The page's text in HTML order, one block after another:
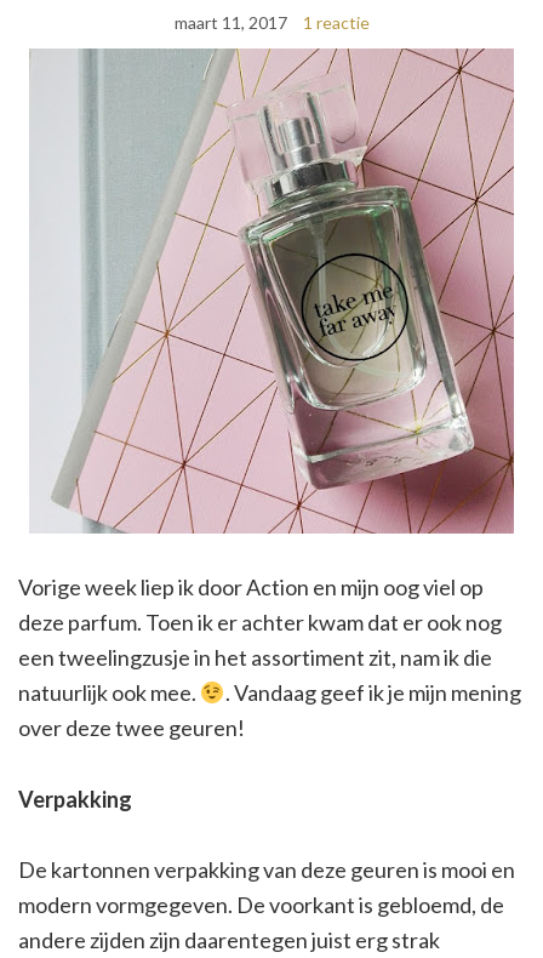
maart 11, 2017 1 reactie
Vorige week liep ik door Action en mijn oog viel op
deze parfum. Toen ik er achter kwam dat er ook nog
een tweelingzusje in het assortiment zit, nam ik die
natuurlijk ook mee.
. Vandaag geef ik je mijn mening
over deze twee geuren!
Verpakking
De kartonnen verpakking van deze geuren is mooi en
modern vormgegeven. De voorkant is gebloemd, de
andere zijden zijn daarentegen juist erg strak